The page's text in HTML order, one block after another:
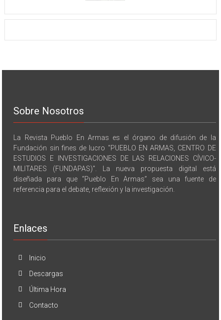
Sobre Nosotros
La Revista Pueblo En Armas es el órgano de difusión de la
Fundación sin fines de lucro "PUEBLO EN ARMAS, CENTRO DE
ESTUDIOS E INVESTIGACIONES DE LAS RELACIONES CÍVICO-
MILITARES (FUNDAPAS)". La nueva propuesta digital está
diseñada para que “Pueblo En Armas” sea una fuente de
referencia para el debate, reflexión y la investigación.
Enlaces
Inicio
Descargas
Última Hora
Contacto